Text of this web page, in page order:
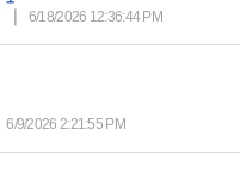
6/18/2026 12:36:44 PM
6/9/2026 2:21:55 PM